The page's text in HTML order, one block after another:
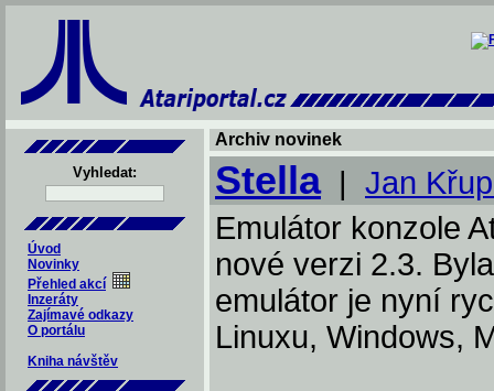
Vyhledat:
Úvod
Novinky
Přehled akcí
Inzeráty
Zajímavé odkazy
O portálu
Kniha návštěv
Archiv novinek
Stella| Jan
Emulátor konzole
nové verzi 2.3.
emulátor je nyní
Linuxu, Windows,